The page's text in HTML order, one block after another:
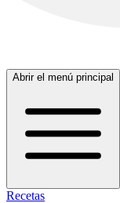
Abrir el menú principal
Recetas